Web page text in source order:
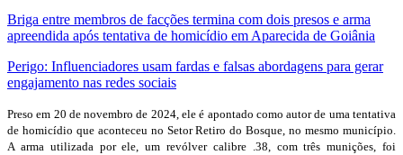
Briga entre membros de facções termina com dois presos e arma
apreendida após tentativa de homicídio em Aparecida de Goiânia
Perigo: Influenciadores usam fardas e falsas abordagens para gerar
engajamento nas redes sociais
Preso em 20 de novembro de 2024, ele é apontado como autor de uma tentativa
de homicídio que aconteceu no Setor Retiro do Bosque, no mesmo município.
A arma utilizada por ele, um revólver calibre .38, com três munições, foi